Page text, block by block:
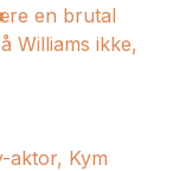
en brutal
Williams ikke,
aktor, Kym